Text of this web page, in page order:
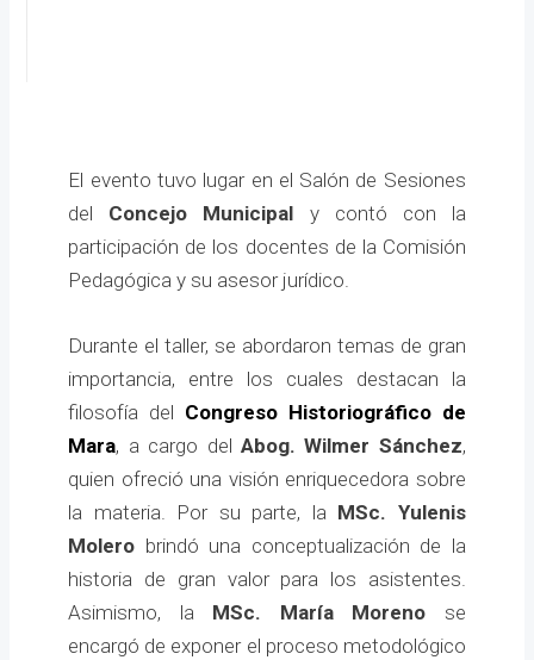
El evento tuvo lugar en el Salón de Sesiones
del Concejo Municipal y contó con la
participación de los docentes de la Comisión
Pedagógica y su asesor jurídico.
Durante el taller, se abordaron temas de gran
importancia, entre los cuales destacan la
filosofía del Congreso Historiográfico de
Mara, a cargo del Abog. Wilmer Sánchez,
quien ofreció una visión enriquecedora sobre
la materia. Por su parte, la MSc. Yulenis
Molero brindó una conceptualización de la
historia de gran valor para los asistentes.
Asimismo, la MSc. María Moreno se
encargó de exponer el proceso metodológico